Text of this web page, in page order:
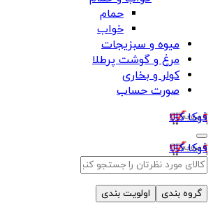
حمام
خواب
میوه و سبزیجات
مرغ و گوشت پرطلا
کولر و بخاری
صورت حساب
فوکا کالا
فوکا کالا
گروه بندی اولویت بندی